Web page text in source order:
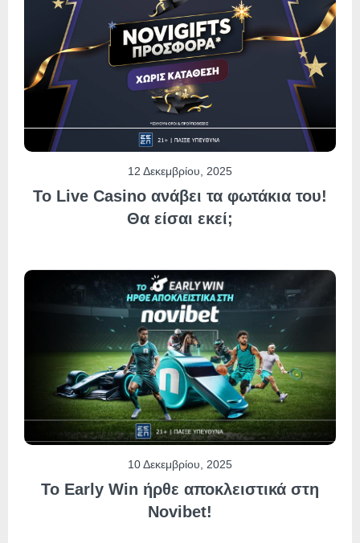
12 Δεκεμβρίου, 2025
Το Live Casino ανάβει τα φωτάκια του!
Θα είσαι εκεί;
10 Δεκεμβρίου, 2025
Το Early Win ήρθε αποκλειστικά στη
Novibet!